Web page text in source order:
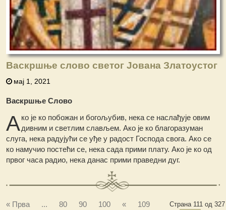
Васкршње слово светог Јована Златоустог
мај 1, 2021
Васкршње Слово
Ако је ко побожан и богољубив, нека се наслађује овим
дивним и светлим слављем. Ако је ко благоразуман
слуга, нека радујући се уђе у радост Господа свога. Ако се
ко намучио постећи се, нека сада прими плату. Ако је ко од
првог часа радио, нека данас прими праведни дуг.
Страна 111 од 327
« Прва ... 80 90 100 «
109